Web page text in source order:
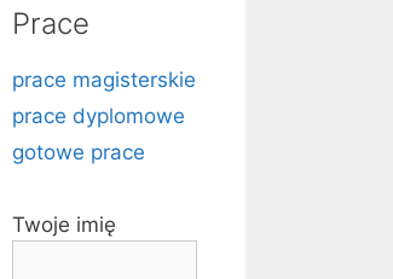
Prace
prace magisterskie
prace dyplomowe
gotowe prace
Twoje imię